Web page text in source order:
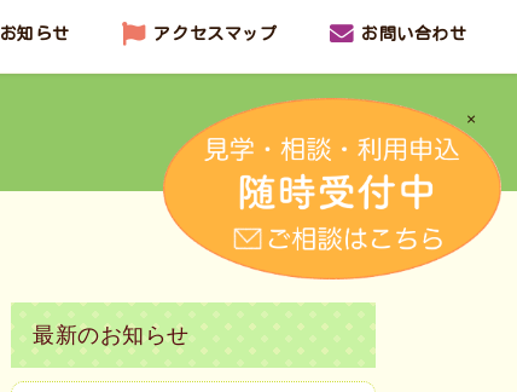
お知らせ アクセスマップ お問い合わせ
最新のお知らせ
×